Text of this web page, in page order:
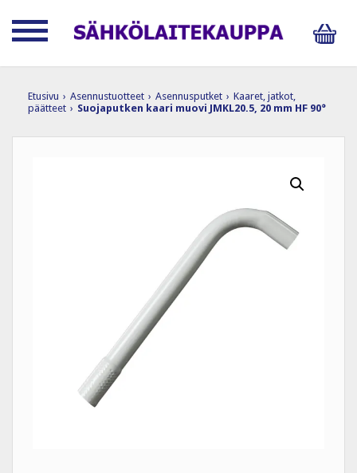
Etusivu › Asennustuotteet › Asennusputket › Kaaret, jatkot,
päätteet › Suojaputken kaari muovi JMKL20.5, 20 mm HF 90°